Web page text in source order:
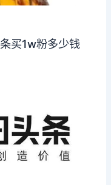
买1w粉多少钱